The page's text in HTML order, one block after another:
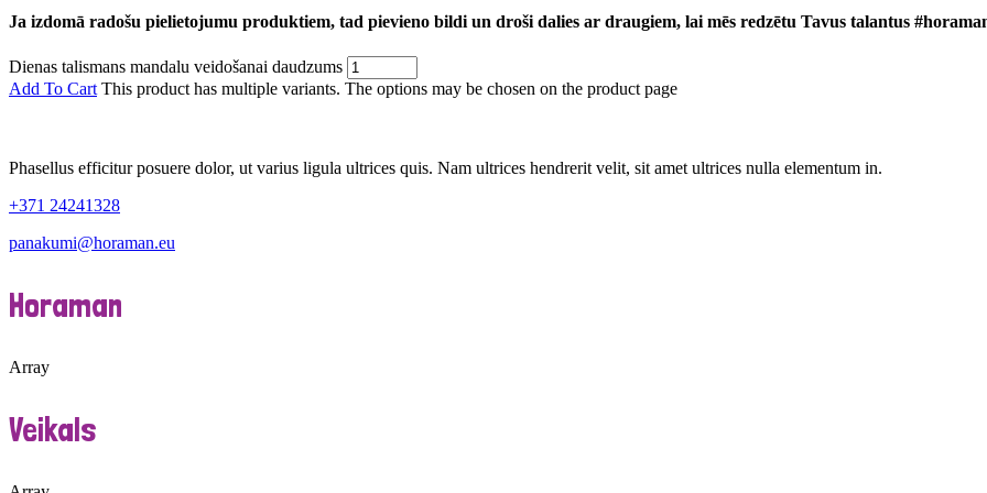
Ja izdomā radošu pielietojumu produktiem, tad pievieno bildi un droši dalies ar draugiem, lai mēs redzētu Tavus talantus
Dienas talismans mandalu veidošanai daudzums
Add To Cart This product has multiple variants. The options may be chosen on the product page
Phasellus efficitur posuere dolor, ut varius ligula ultrices quis. Nam ultrices hendrerit velit, sit amet ultrices nulla elementum in.
+371 24241328
panakumi@horaman.eu
Horaman
Array
Veikals